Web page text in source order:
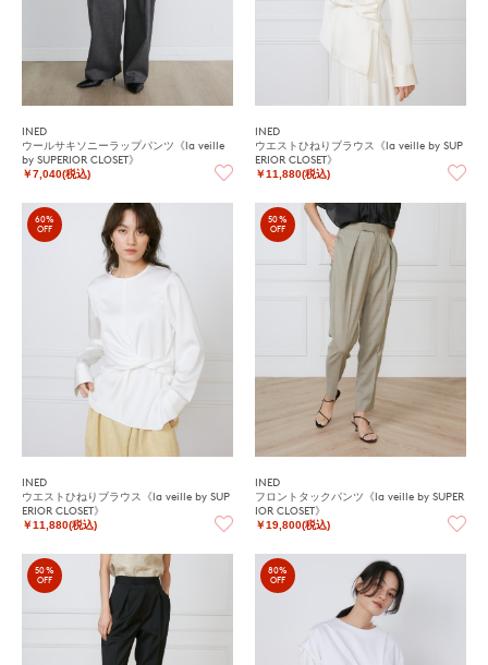
INED
ウールサキソニーラップパンツ《la veille
by SUPERIOR CLOSET》
￥7,040(税込)
INED
ウエストひねりブラウス《la veille by SUP
ERIOR CLOSET》
￥11,880(税込)
60%
OFF
INED
ウエストひねりブラウス《la veille by SUP
ERIOR CLOSET》
￥11,880(税込)
50%
OFF
INED
フロントタックパンツ《la veille by SUPER
IOR CLOSET》
￥19,800(税込)
50%
OFF
80%
OFF